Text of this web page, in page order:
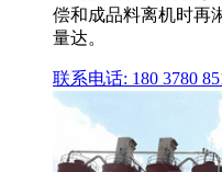
偿和成品料离机时再
量达。
联系电话: 180 3780